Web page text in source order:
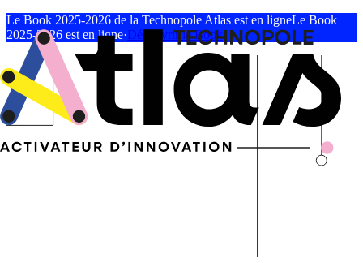
Le Book 2025-2026 de la Technopole Atlas est en ligneLe Book
2025-2026 est en ligne·Découvrir le Book